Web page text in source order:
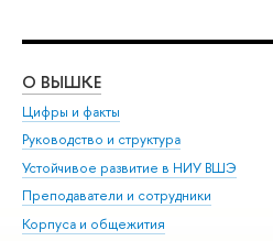
О ВЫШКЕ
Цифры и факты
Руководство и структура
Устойчивое развитие в НИУ ВШЭ
Преподаватели и сотрудники
Корпуса и общежития